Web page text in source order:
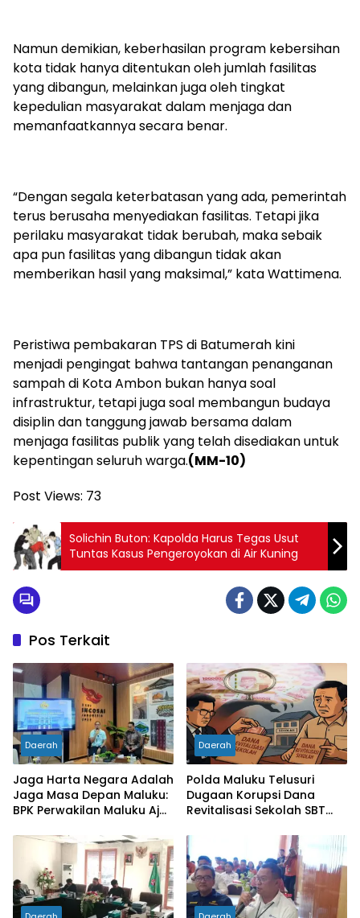
Namun demikian, keberhasilan program kebersihan
kota tidak hanya ditentukan oleh jumlah fasilitas
yang dibangun, melainkan juga oleh tingkat
kepedulian masyarakat dalam menjaga dan
memanfaatkannya secara benar.
“Dengan segala keterbatasan yang ada, pemerintah
terus berusaha menyediakan fasilitas. Tetapi jika
perilaku masyarakat tidak berubah, maka sebaik
apa pun fasilitas yang dibangun tidak akan
memberikan hasil yang maksimal,” kata Wattimena.
Peristiwa pembakaran TPS di Batumerah kini
menjadi pengingat bahwa tantangan penanganan
sampah di Kota Ambon bukan hanya soal
infrastruktur, tetapi juga soal membangun budaya
disiplin dan tanggung jawab bersama dalam
menjaga fasilitas publik yang telah disediakan untuk
kepentingan seluruh warga.(MM-10)
Post Views: 73
Solichin Buton: Kapolda Harus Tegas Usut
Tuntas Kasus Pengeroyokan di Air Kuning
Pos Terkait
Daerah
Jaga Harta Negara Adalah
Jaga Masa Depan Maluku:
BPK Perwakilan Maluku Ajak
Pengawasan Kritis dan
Daerah
Polda Maluku Telusuri
Dugaan Korupsi Dana
Revitalisasi Sekolah SBT
Diperiksa